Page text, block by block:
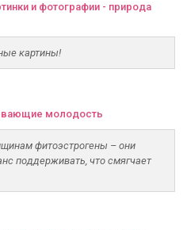
и фотографии - природа
картины!
молодость
фитоэстрогены – они
поддерживать, что смягчает